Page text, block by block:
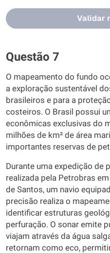
Validar
Questão 7
O mapeamento do fundo
a exploração sustentável
brasileiros e para a
costeiros. O Brasil possui
econômicas exclusivas do
milhões de km² de área
importantes reservas de
Durante uma expedição de
realizada pela Petrobras
de Santos, um navio
precisão realiza o
identificar estruturas
perfuração. O sonar emite
viajam através da água
retornam como eco,